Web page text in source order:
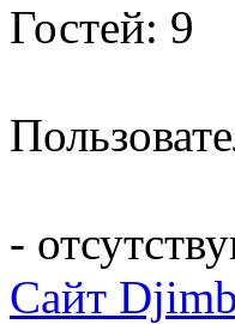
Гостей: 9
-
Сайт